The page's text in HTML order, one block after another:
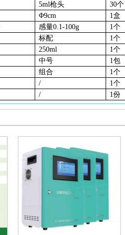
5ml枪头
30个
Φ9cm
1盒
感量0.1-100g
1个
标配
1个
250ml
1个
中号
1包
组合
1个
/
1个
/ 1份